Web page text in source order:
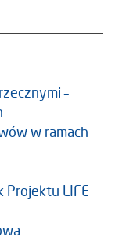
–
w ramach
Projektu LIFE